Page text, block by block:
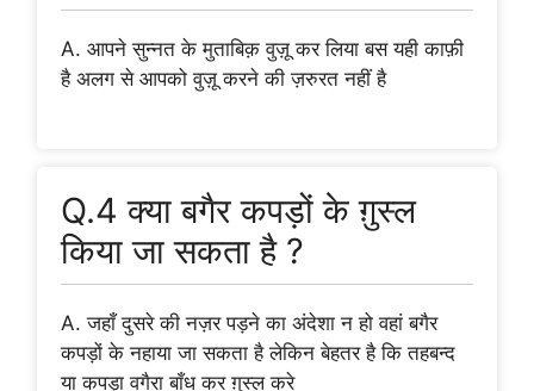
A. आपने सुन्नत के मुताबिक़ वुज़ू कर लिया बस यही काफ़ी
है अलग से आपको वुज़ू करने की ज़रुरत नहीं है
Q.4 क्या बगैर कपड़ों के ग़ुस्ल
किया जा सकता है ?
A. जहाँ दुसरे की नज़र पड़ने का अंदेशा न हो वहां बगैर
कपड़ों के नहाया जा सकता है लेकिन बेहतर है कि तहबन्द
या कपड़ा वगैरा बाँध कर ग़ुस्ल करे